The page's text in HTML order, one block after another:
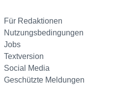
Für Redaktionen
Nutzungsbedingungen
Jobs
Textversion
Social Media
Geschützte Meldungen